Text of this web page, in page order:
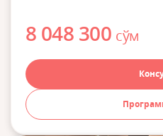
8 048 300 сўм